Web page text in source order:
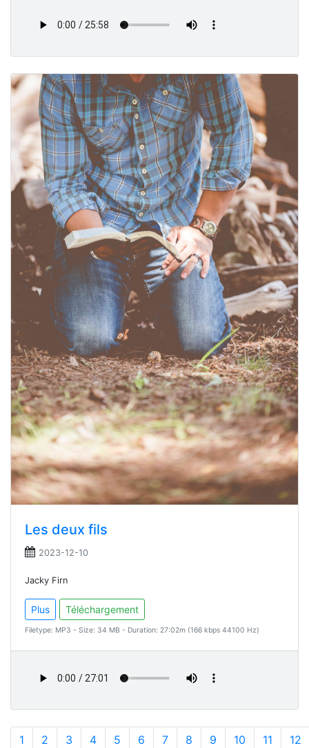
Les deux fils
2023-12-10
Jacky Firn
Plus Téléchargement
Filetype: MP3 - Size: 34 MB - Duration: 27:02m (166 kbps 44100 Hz)
1 2 3 4 5 6 7 8 9 10 11 12